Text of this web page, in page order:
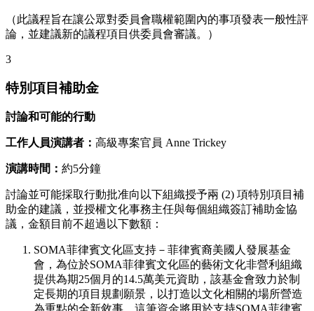
（此議程旨在讓公眾對委員會職權範圍內的事項發表一般性評
論，並建議新的議程項目供委員會審議。）
3
特別項目補助金
討論和可能的行動
工作人員演講者： 高級專案官員 Anne Trickey
演講時間： 約5分鐘
討論並可能採取行動批准向以下組織授予兩 (2) 項特別項目補
助金的建議，並授權文化事務主任與每個組織簽訂補助金協
議，金額目前不超過以下數額：
SOMA菲律賓文化區支持－菲律賓裔美國人發展基金
會，為位於SOMA菲律賓文化區的藝術文化非營利組織
提供為期25個月的14.5萬美元資助，該基金會致力於制
定長期的項目規劃願景，以打造以文化相關的場所營造